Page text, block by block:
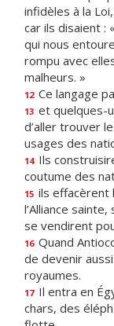
infidèles à la
car ils disaient :
qui nous
rompu avec
malheurs. »
12 Ce langage
13 et quelques-
d’aller trouver
usages des
14 Ils
coutume des
15 ils effacèrent
l’Alliance
se vendirent
16 Quand
de devenir
royaumes.
17 Il entra en
chars, des